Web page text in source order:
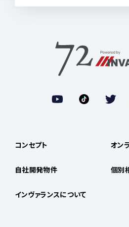
コンセプト
自社開発物件
インヴァランスについて
オン
個別